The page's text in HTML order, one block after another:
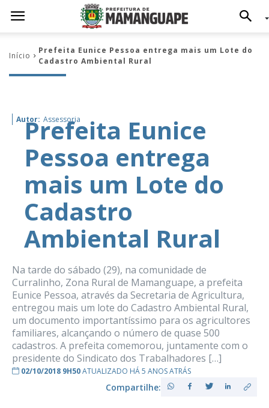
Início
Prefeita Eunice Pessoa entrega mais um Lote do
Cadastro Ambiental Rural
Autor: Assessoria
Prefeita Eunice
Pessoa entrega
mais um Lote do
Cadastro
Ambiental Rural
Na tarde do sábado (29), na comunidade de
Curralinho, Zona Rural de Mamanguape, a prefeita
Eunice Pessoa, através da Secretaria de Agricultura,
entregou mais um lote do Cadastro Ambiental Rural,
um documento importantíssimo para os agricultores
familiares, alcançando o número de quase 500
cadastros. A prefeita comemorou, juntamente com o
presidente do Sindicato dos Trabalhadores […]
02/10/2018 9H50ATUALIZADO HÁ 5 ANOS ATRÁS
Compartilhe: